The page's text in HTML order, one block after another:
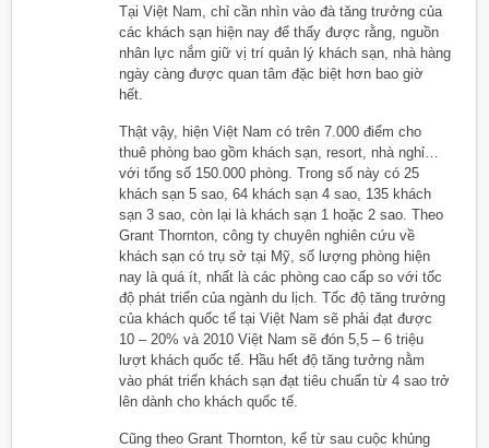
Tại Việt Nam, chỉ cần nhìn vào đà tăng trưởng của
các khách sạn hiện nay để thấy được rằng, nguồn
nhân lực nắm giữ vị trí quản lý khách sạn, nhà hàng
ngày càng được quan tâm đặc biệt hơn bao giờ
hết.
Thật vậy, hiện Việt Nam có trên 7.000 điểm cho
thuê phòng bao gồm khách sạn, resort, nhà nghỉ…
với tổng số 150.000 phòng. Trong số này có 25
khách sạn 5 sao, 64 khách sạn 4 sao, 135 khách
sạn 3 sao, còn lại là khách sạn 1 hoặc 2 sao. Theo
Grant Thornton, công ty chuyên nghiên cứu về
khách sạn có trụ sở tại Mỹ, số lượng phòng hiện
nay là quá ít, nhất là các phòng cao cấp so với tốc
độ phát triển của ngành du lịch. Tốc độ tăng trưởng
của khách quốc tế tại Việt Nam sẽ phải đạt được
10 – 20% và 2010 Việt Nam sẽ đón 5,5 – 6 triệu
lượt khách quốc tế. Hầu hết độ tăng tưởng nằm
vào phát triển khách sạn đạt tiêu chuẩn từ 4 sao trở
lên dành cho khách quốc tế.
Cũng theo Grant Thornton, kể từ sau cuộc khủng